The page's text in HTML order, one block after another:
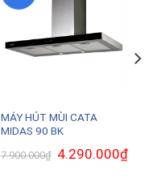
MÁY HÚT MÙI CATA
MIDAS 90 BK
7.900.000₫ Giá
gốc
4.290.000₫Giá
hiện